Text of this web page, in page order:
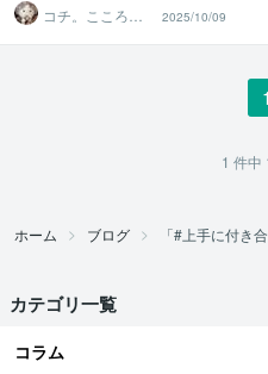
コチ。こころの
庭
2025/10/09
1
1 件中
ホーム ブログ 「#上手に付き
カテゴリ一覧
コラム